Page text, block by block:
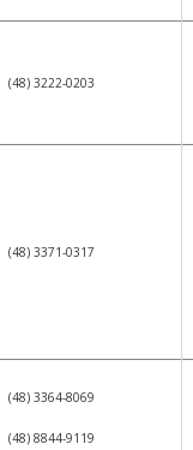
(48) 3222-0203
(48) 3371-0317
(48) 3364-8069
(48) 8844-9119